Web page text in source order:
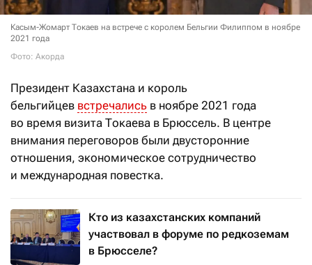
Касым-Жомарт Токаев на встрече с королем Бельгии Филиппом в ноябре
2021 года
Фото: Акорда
Президент Казахстана и король
бельгийцев встречались в ноябре 2021 года
во время визита Токаева в Брюссель. В центре
внимания переговоров были двусторонние
отношения, экономическое сотрудничество
и международная повестка.
Кто из казахстанских компаний
участвовал в форуме по редкоземам
в Брюсселе?